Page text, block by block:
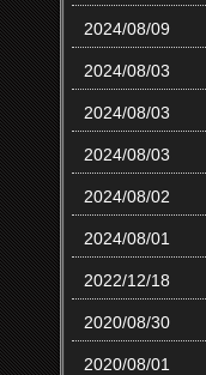
2024/08/09
2024/08/03
2024/08/03
2024/08/03
2024/08/02
2024/08/01
2022/12/18
2020/08/30
2020/08/01